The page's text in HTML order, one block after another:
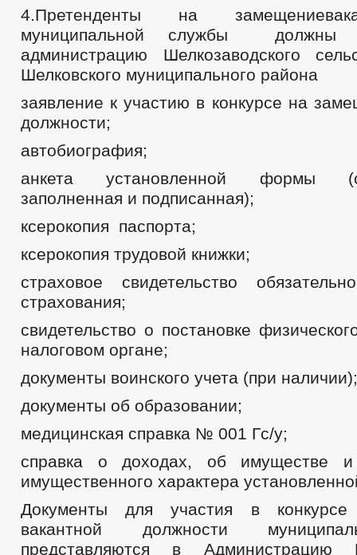
4.Претенденты на
муниципальной службы должны
администрацию Шелкозаводского
Шелковского муниципального района
заявление к участию в конкурсе на
должности;
автобиография;
анкета установленной формы
заполненная и подписанная);
ксерокопия паспорта;
ксерокопия трудовой книжки;
страховое свидетельство
страхования;
свидетельство о постановке
налоговом органе;
документы воинского учета (при наличии);
документы об образовании;
медицинская справка № 001 Гс/у;
справка о доходах, об имуществе и
имущественного характера
Документы для участия в
вакантной должности
представляются в Администрацию